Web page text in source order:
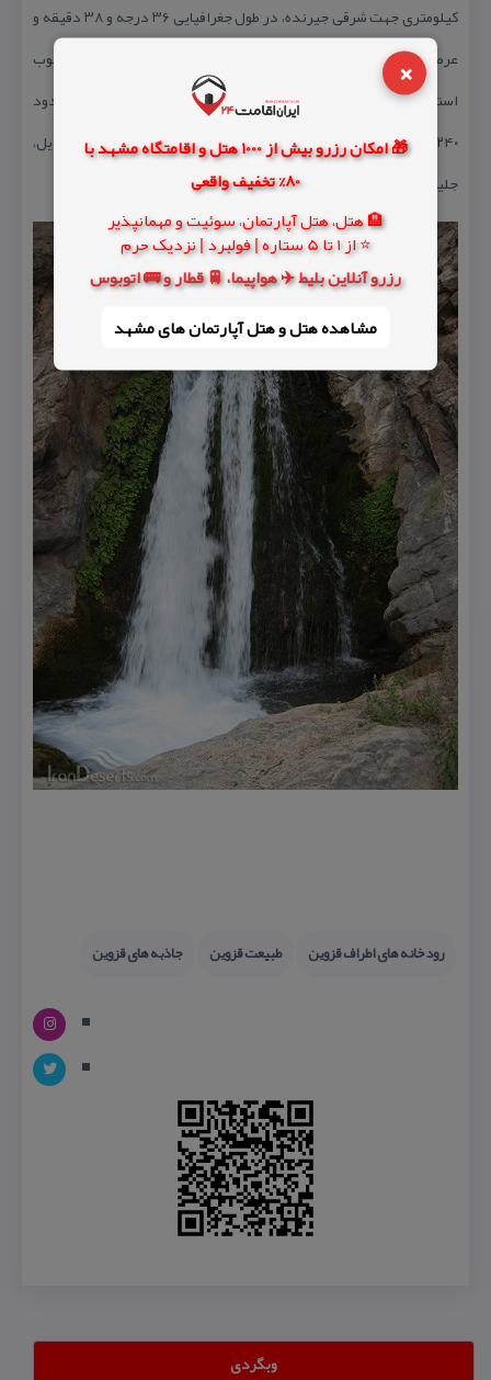
×
🎁 امکان رزرو بیش از 1000 هتل و اقامتگاه مشهد با
80% تخفیف واقعی
🏨 هتل، هتل آپارتمان، سوئیت و مهمانپذیر
⭐ از 1 تا 5 ستاره | فولبرد | نزدیک حرم
رزرو آنلاین بلیط ✈️ هواپیما، 🚆 قطار و 🚌 اتوبوس
مشاهده هتل و هتل‌ آپارتمان های مشهد
كیلومتری جهت شرقی جیرنده، در طول جغرافیایی ۳۶ درجه و ۳۸ دقیقه و
عرض ۵۰ درجه و ۳ دقیقه در ارتفاع ۱۶۰۰ متری از سطح دریای آزاد در جنوب
استان گیلان واقع شده است. روستا دارای ۶۰ خانوار و جمعیتی در حدود
۲۴۰ نفر است. گویش روستا تاتی بوده و پوشاك زنانه محلی شامل مندیل،
جلیقه، تومان و پیراهن بلند است.
رودخانه های اطراف قزوین طبیعت قزوین جاذبه های قزوین
وبگردی